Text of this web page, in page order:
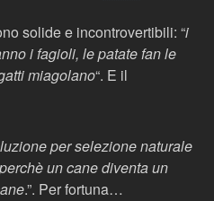
solide e incontrovertibili: “i
i fagioli, le patate fan le
miagolano“. E il
per selezione naturale
un cane diventa un
.”. Per fortuna…